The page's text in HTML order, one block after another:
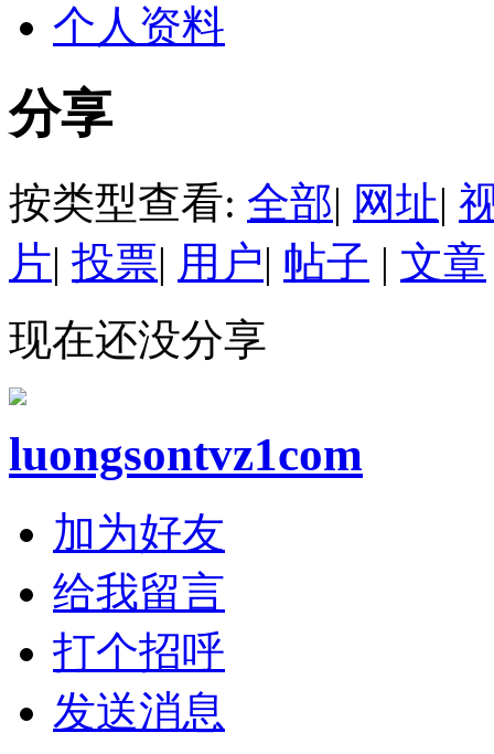
个人资料
分享
按类型查看: 全部| 网址|
片| 投票| 用户| 帖子 | 文章
现在还没分享
luongsontvz1com
加为好友
给我留言
打个招呼
发送消息